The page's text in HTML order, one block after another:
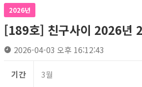
2026년
[189호] 친구사이 2026년
2026-04-03 오후 16:12:43
기간 3월